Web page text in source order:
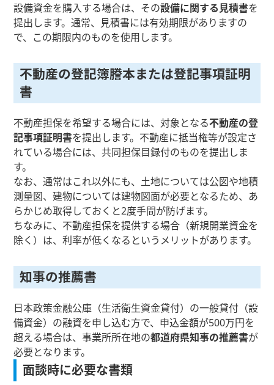
設備資金を購入する場合は、その設備に関する見積書を
提出します。通常、見積書には有効期限がありますの
で、この期限内のものを使用します。
不動産の登記簿謄本または登記事項証明
書
不動産担保を希望する場合には、対象となる不動産の登
記事項証明書を提出します。不動産に抵当権等が設定さ
れている場合には、共同担保目録付のものを提出しま
す。
なお、通常はこれ以外にも、土地については公図や地積
測量図、建物については建物図面が必要となるため、あ
らかじめ取得しておくと2度手間が防げます。
ちなみに、不動産担保を提供する場合（新規開業資金を
除く）は、利率が低くなるというメリットがあります。
知事の推薦書
日本政策金融公庫（生活衛生資金貸付）の一般貸付（設
備資金）の融資を申し込む方で、申込金額が500万円を
超える場合は、事業所所在地の都道府県知事の推薦書が
必要となります。
面談時に必要な書類